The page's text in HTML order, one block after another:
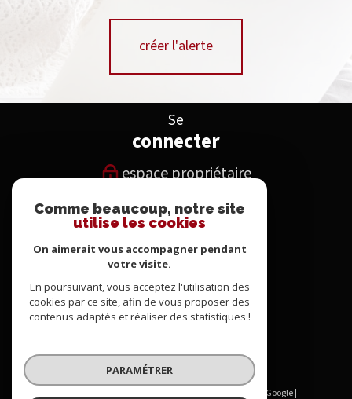
créer l'alerte
Se
connecter
espace propriétaire
Nous
suivre
Nous
adhérons
© 2026 | Tous droits réservés | Traduction powered by Google |
Comme beaucoup, notre site
utilise les cookies
On aimerait vous accompagner pendant
votre visite.
En poursuivant, vous acceptez l'utilisation des
cookies par ce site, afin de vous proposer des
contenus adaptés et réaliser des statistiques !
PARAMÉTRER